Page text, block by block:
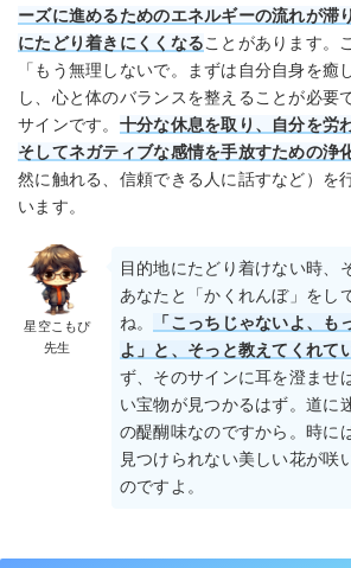
ーズに進めるためのエネルギーの流れが滞
にたどり着きにくくなることがあります。
「もう無理しないで。まずは自分自身を癒
し、心と体のバランスを整えることが必要
サインです。 十分な休息を取り、自分を労
そしてネガティブな感情を手放すための浄
然に触れる、信頼できる人に話すなど）を
います。
星空こもぴ
先生
目的地にたどり着けない時、
あなたと「かくれんぼ」をし
ね。
「こっちじゃないよ、も
よ」と、そっと教えてくれて
ず、そのサインに耳を澄ませ
い宝物が見つかるはず。道に
の醍醐味なのですから。時に
見つけられない美しい花が咲
のですよ。